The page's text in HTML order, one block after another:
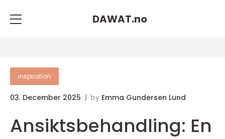
DAWAT.no
inspiration
03. December 2025 by Emma Gundersen Lund
Ansiktsbehandling: En